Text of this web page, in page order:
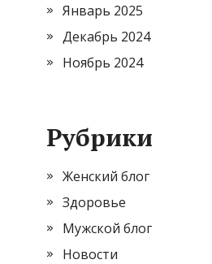
Январь 2025
Декабрь 2024
Ноябрь 2024
Рубрики
Женский блог
Здоровье
Мужской блог
Новости